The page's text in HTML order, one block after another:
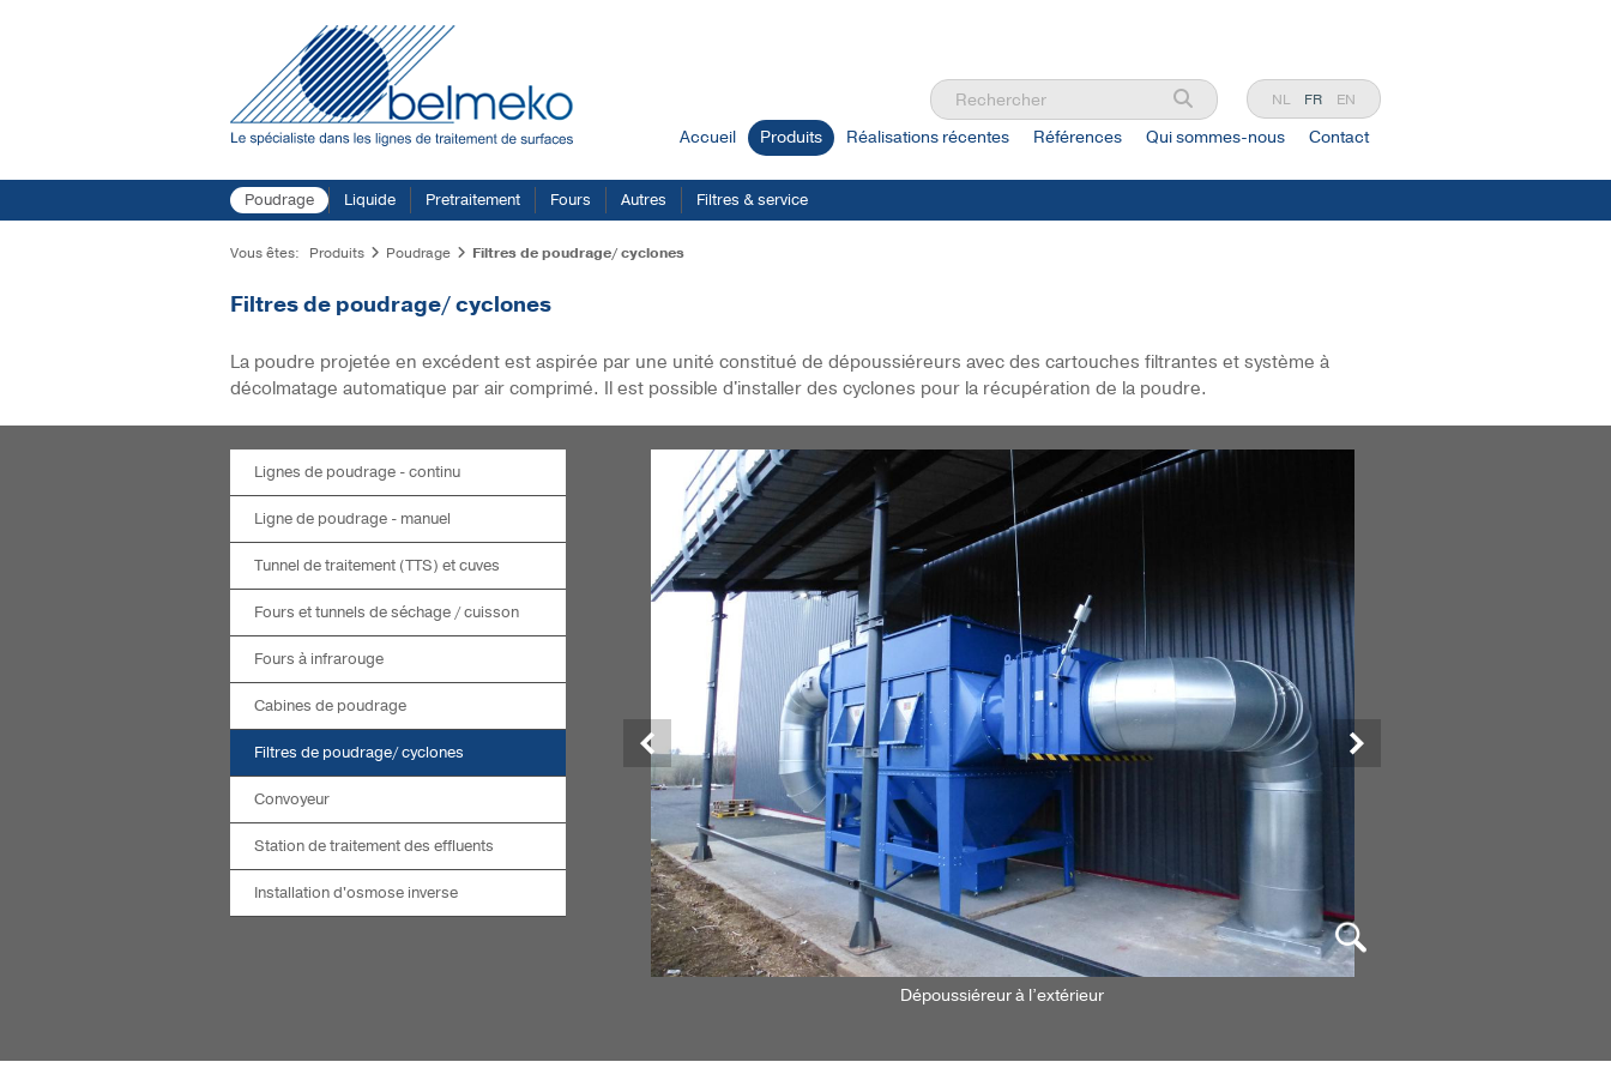
NL FR EN
Accueil Produits Réalisations récentes Références Qui sommes-nous Contact
Poudrage Liquide Pretraitement Fours Autres Filtres & service
Vous êtes: Produits Poudrage Filtres de poudrage/ cyclones
Filtres de poudrage/ cyclones
La poudre projetée en excédent est aspirée par une unité constitué de dépoussiéreurs avec des cartouches filtrantes et système à
décolmatage automatique par air comprimé. Il est possible d'installer des cyclones pour la récupération de la poudre.
Lignes de poudrage - continu
Ligne de poudrage - manuel
Tunnel de traitement (TTS) et cuves
Fours et tunnels de séchage / cuisson
Fours à infrarouge
Cabines de poudrage
Filtres de poudrage/ cyclones
Convoyeur
Station de traitement des effluents
Installation d'osmose inverse
Précédent Suivant
Dépoussiéreur à l’extérieur